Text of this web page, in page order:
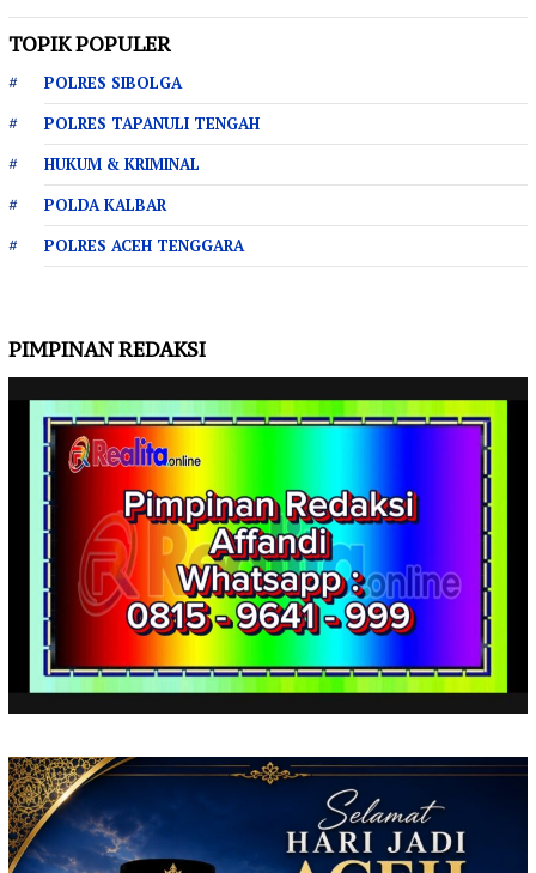
TOPIK POPULER
POLRES SIBOLGA
POLRES TAPANULI TENGAH
HUKUM & KRIMINAL
POLDA KALBAR
POLRES ACEH TENGGARA
PIMPINAN REDAKSI